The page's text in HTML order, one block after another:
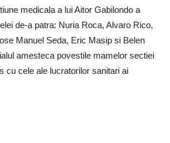
medicala a lui Aitor Gabilondo a
de-a patra: Nuria Roca, Alvaro Rico,
Manuel Seda, Eric Masip si Belen
amesteca povestile mamelor sectiei
cu cele ale lucratorilor sanitari ai